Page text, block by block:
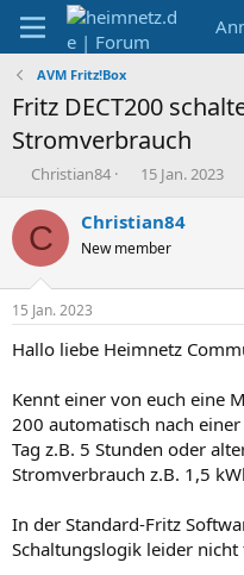
AVM Fritz!Box
Fritz DECT200
Stromverbrauch
E
s
t
e
r
Christian84
E
s
e
t
a
15 Jan. 2023
C Christian84
New member
15 Jan. 2023
Hallo liebe Heimnetz
Kennt einer von euch eine
200 automatisch nach
Tag z.B. 5 Stunden oder
Stromverbrauch z.B. 1,5
In der Standard-Fritz
Schaltungslogik leider nicht